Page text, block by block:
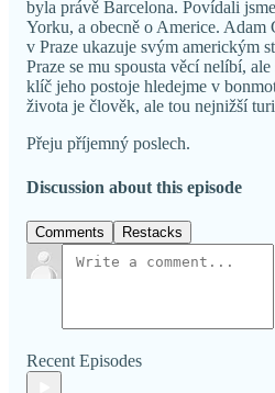
byla právě Barcelona. Povídali
Yorku, a obecně o Americe.
v Praze ukazuje svým americkým
Praze se mu spousta věcí nelíbí,
klíč jeho postoje hledejme v
života je člověk, ale tou nejnižší
Přeju příjemný poslech.
Discussion about this episode
Comments Restacks
Recent Episodes